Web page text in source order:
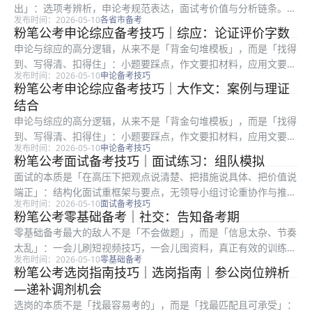
出」：选项考辨析，申论考规范表达，面试考价值与分析链条。很
多考生收藏大量文件却用不上，根因是缺少「转写」训练：把长文
件变关键词、把关键词变论证句、把论证句变答题结构。碎片时间
只做巩固...
发布时间：2026-05-10各省市备考
粉笔公考申论综应备考技巧｜综应：论证评价字数
申论与综应的高分逻辑，从来不是「背金句堆模板」，而是「找得
到、写得清、扣得住」：小题要踩点，作文要扣材料，应用文要顾
格式与对象。很多在职考生时间有限，更容易陷入「练了很多篇却
提分慢」：常见根因是要么通读材料浪费时间，要么要点合并过
度、要么书...
发布时间：2026-05-10申论备考技巧
粉笔公考申论综应备考技巧｜大作文：案例与理证
结合
申论与综应的高分逻辑，从来不是「背金句堆模板」，而是「找得
到、写得清、扣得住」：小题要踩点，作文要扣材料，应用文要顾
格式与对象。很多在职考生时间有限，更容易陷入「练了很多篇却
提分慢」：常见根因是要么通读材料浪费时间，要么要点合并过
度、要么书...
发布时间：2026-05-10申论备考技巧
粉笔公考面试备考技巧｜面试练习：组队模拟
面试的本质是「在高压下把观点说清楚、把措施说具体、把价值说
端正」：结构化面试重框架与要点，无领导小组讨论重协作与推
进，结构化小组则在答题之外增加互评环节。很多考生笔试排名靠
前却在面试被逆袭，往往不是表达能力差，而是审题偏、框架散、
案例空。互...
发布时间：2026-05-10面试备考技巧
粉笔公考零基础备考｜社交：告知备考期
零基础备考最大的敌人不是「不会做题」，而是「信息太杂、节奏
太乱」：一会儿刷短视频技巧，一会儿囤资料，真正有效的训练时
间却被切碎。对第一次接触公务员考试流程的人来说，先把「考什
么、怎么考、我缺什么」三件事搞清楚，比盲目报班更重要。减少
临时邀约...
发布时间：2026-05-10零基础备考
粉笔公考选岗指南技巧｜选岗指南｜参公岗位辨析
—递补调剂机会
选岗的本质不是「找最容易考的」，而是「找最匹配且可承受」：